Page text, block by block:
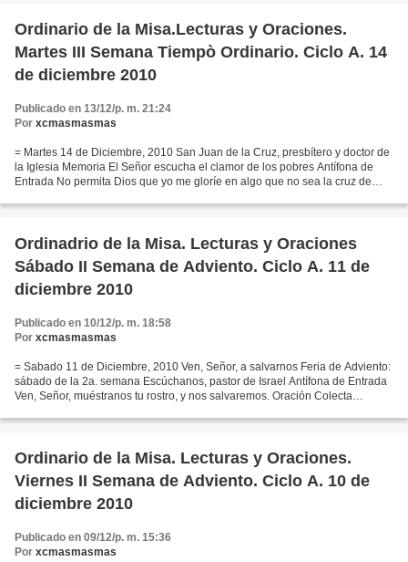
Ordinario de la Misa.Lecturas y Oraciones.
Martes III Semana Tiempò Ordinario. Ciclo A. 14
de diciembre 2010
Publicado en 13/12/p. m. 21:24
Por xcmasmasmas
= Martes 14 de Diciembre, 2010 San Juan de la Cruz, presbítero y doctor de
la Iglesia Memoria El Señor escucha el clamor de los pobres Antífona de
Entrada No permita Dios que yo me gloríe en algo que no sea la cruz de
Ordinadrio de la Misa. Lecturas y Oraciones
Sábado II Semana de Adviento. Ciclo A. 11 de
diciembre 2010
Publicado en 10/12/p. m. 18:58
Por xcmasmasmas
= Sabado 11 de Diciembre, 2010 Ven, Señor, a salvarnos Feria de Adviento:
sábado de la 2a. semana Escúchanos, pastor de Israel Antífona de Entrada
Ven, Señor, muéstranos tu rostro, y nos salvaremos. Oración Colecta
Ordinario de la Misa. Lecturas y Oraciones.
Viernes II Semana de Adviento. Ciclo A. 10 de
diciembre 2010
Publicado en 09/12/p. m. 15:36
Por xcmasmasmas